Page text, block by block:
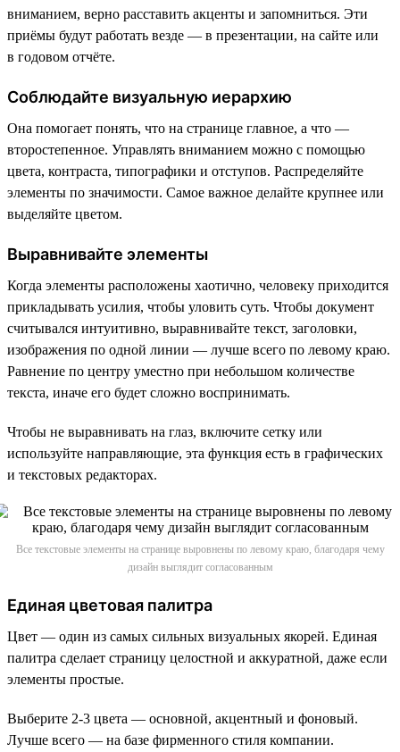
вниманием, верно расставить акценты и запомниться. Эти
приёмы будут работать везде — в презентации, на сайте или
в годовом отчёте.
Соблюдайте визуальную иерархию
Она помогает понять, что на странице главное, а что —
второстепенное. Управлять вниманием можно с помощью
цвета, контраста, типографики и отступов. Распределяйте
элементы по значимости. Самое важное делайте крупнее или
выделяйте цветом.
Выравнивайте элементы
Когда элементы расположены хаотично, человеку приходится
прикладывать усилия, чтобы уловить суть. Чтобы документ
считывался интуитивно, выравнивайте текст, заголовки,
изображения по одной линии — лучше всего по левому краю.
Равнение по центру уместно при небольшом количестве
текста, иначе его будет сложно воспринимать.
Чтобы не выравнивать на глаз, включите сетку или
используйте направляющие, эта функция есть в графических
и текстовых редакторах.
Все текстовые элементы на странице выровнены по левому краю, благодаря чему
дизайн выглядит согласованным
Единая цветовая палитра
Цвет — один из самых сильных визуальных якорей. Единая
палитра сделает страницу целостной и аккуратной, даже если
элементы простые.
Выберите 2-3 цвета — основной, акцентный и фоновый.
Лучше всего — на базе фирменного стиля компании.